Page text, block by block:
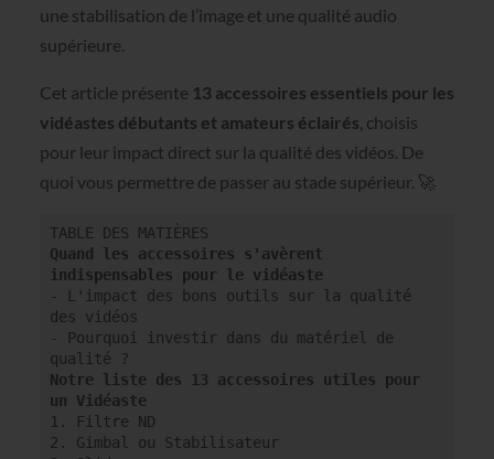
une stabilisation de l’image et une qualité audio
supérieure.
Cet article présente 13 accessoires essentiels pour les
vidéastes débutants et amateurs éclairés, choisis
pour leur impact direct sur la qualité des vidéos. De
quoi vous permettre de passer au stade supérieur. 🚀
Quand les accessoires s'avèrent
indispensables pour le vidéaste
- L'impact des bons outils sur la qualité
des vidéos
- Pourquoi investir dans du matériel de
Notre liste des 13 accessoires utiles pour
1. Filtre ND
2. Gimbal ou Stabilisateur